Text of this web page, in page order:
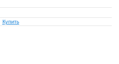
Купить